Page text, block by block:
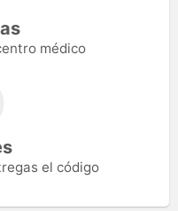
médico
el código